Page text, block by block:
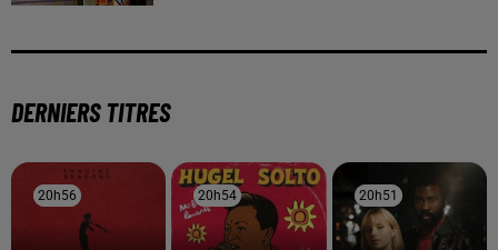
DERNIERS TITRES
20h56
20h56 20h54
20h54 20h51
20h51